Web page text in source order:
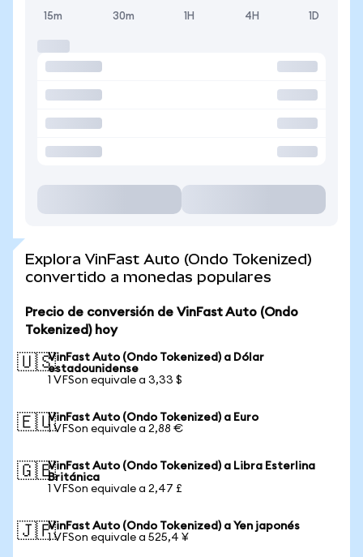
15m 30m 1H 4H 1D
Explora VinFast Auto (Ondo Tokenized)
convertido a monedas populares
Precio de conversión de VinFast Auto (Ondo
Tokenized) hoy
🇺🇸VinFast Auto (Ondo Tokenized) a Dólar
estadounidense
1 VFSon equivale a 3,33 $
🇪🇺VinFast Auto (Ondo Tokenized) a Euro
1 VFSon equivale a 2,88 €
🇬🇧VinFast Auto (Ondo Tokenized) a Libra Esterlina
Británica
1 VFSon equivale a 2,47 £
🇯🇵VinFast Auto (Ondo Tokenized) a Yen japonés
1 VFSon equivale a 525,4 ¥